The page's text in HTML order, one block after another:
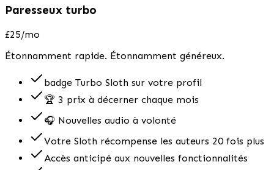
Paresseux turbo
£25/mo
Étonnamment rapide. Étonnamment généreux.
badge Turbo Sloth sur votre profil
🏆 3 prix à décerner chaque mois
🎧 Nouvelles audio à volonté
Votre Sloth récompense les auteurs 20 fois plus
Accès anticipé aux nouvelles fonctionnalités